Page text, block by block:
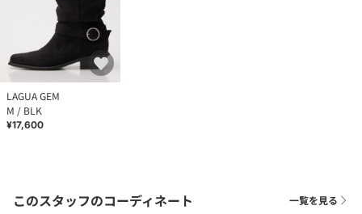
LAGUA GEM
M / BLK
¥17,600
このスタッフのコーディネート 一覧を見る